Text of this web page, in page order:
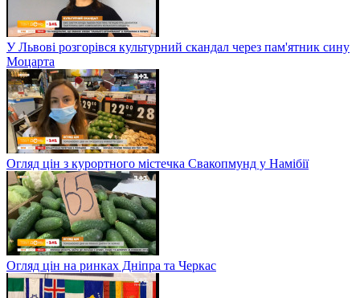
У Львові розгорівся культурний скандал через пам'ятник сину
Моцарта
Огляд цін з курортного містечка Свакопмунд у Намібії
Огляд цін на ринках Дніпра та Черкас